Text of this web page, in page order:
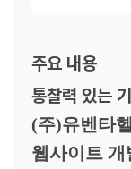
주요 내용
통찰력 있는
(주)유벤타
웹사이트 개